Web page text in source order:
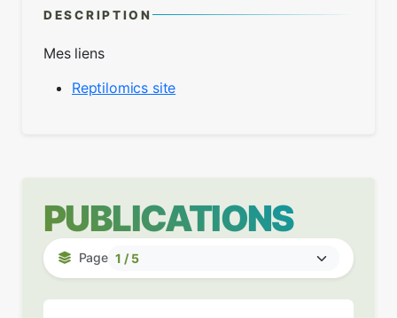
DESCRIPTION
Mes liens
Reptilomics site
PUBLICATIONS
Page